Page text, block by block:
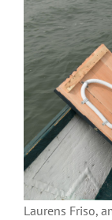
Laurens Friso,